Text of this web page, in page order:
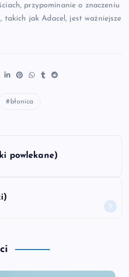
przypominanie o znaczeniu
takich jak Adacel, jest ważniejsze
błonica
powlekane)